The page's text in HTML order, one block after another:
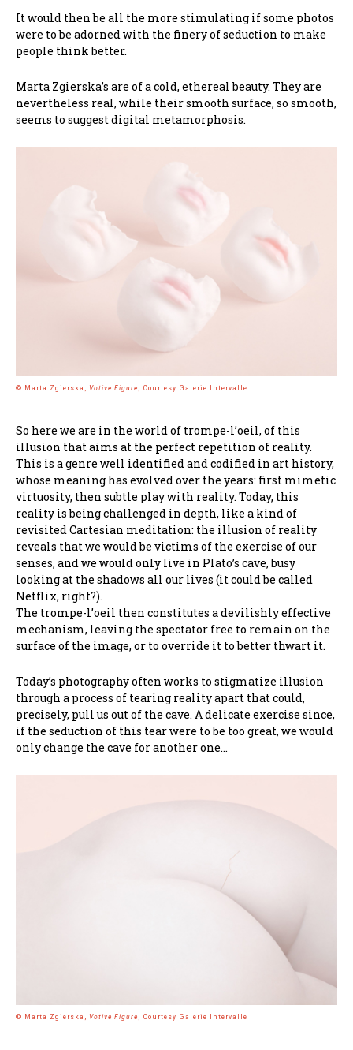
It would then be all the more stimulating if some photos
were to be adorned with the finery of seduction to make
people think better.
Marta Zgierska’s are of a cold, ethereal beauty. They are
nevertheless real, while their smooth surface, so smooth,
seems to suggest digital metamorphosis.
© Marta Zgierska, Votive Figure, Courtesy Galerie Intervalle
So here we are in the world of trompe-l’oeil, of this
illusion that aims at the perfect repetition of reality.
This is a genre well identified and codified in art history,
whose meaning has evolved over the years: first mimetic
virtuosity, then subtle play with reality. Today, this
reality is being challenged in depth, like a kind of
revisited Cartesian meditation: the illusion of reality
reveals that we would be victims of the exercise of our
senses, and we would only live in Plato’s cave, busy
looking at the shadows all our lives (it could be called
Netflix, right?).
The trompe-l’oeil then constitutes a devilishly effective
mechanism, leaving the spectator free to remain on the
surface of the image, or to override it to better thwart it.
Today’s photography often works to stigmatize illusion
through a process of tearing reality apart that could,
precisely, pull us out of the cave. A delicate exercise since,
if the seduction of this tear were to be too great, we would
only change the cave for another one…
© Marta Zgierska, Votive Figure , Courtesy Galerie Intervalle